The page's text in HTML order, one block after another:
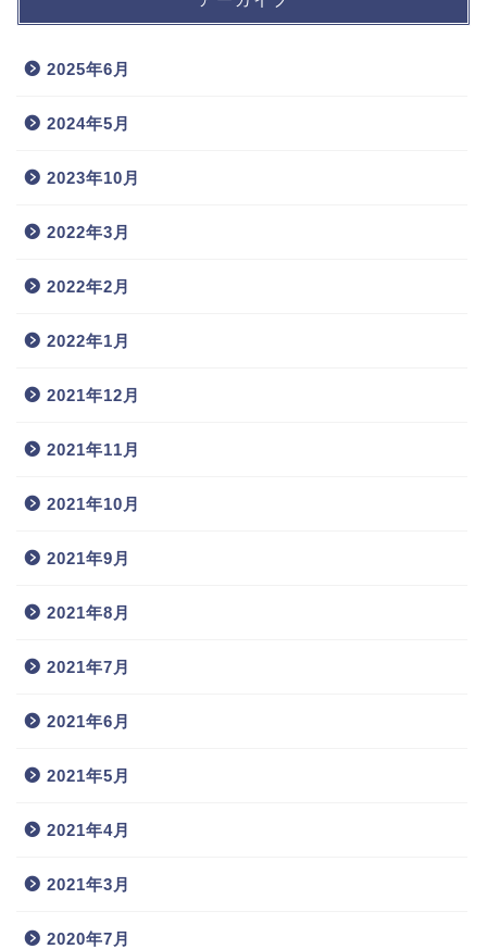
2025年6月
2024年5月
2023年10月
2022年3月
2022年2月
2022年1月
2021年12月
2021年11月
2021年10月
2021年9月
2021年8月
2021年7月
2021年6月
2021年5月
2021年4月
2021年3月
2020年7月